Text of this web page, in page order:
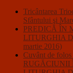
Tricântarea
Sfântului şi
PREDICĂ ÎN
LITURGHIA
martie 2016)
Cuvânt de
RUGĂCIUNII